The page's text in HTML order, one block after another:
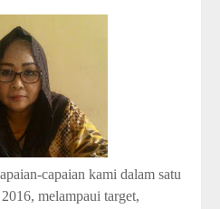
capaian kami dalam satu
melampaui target,